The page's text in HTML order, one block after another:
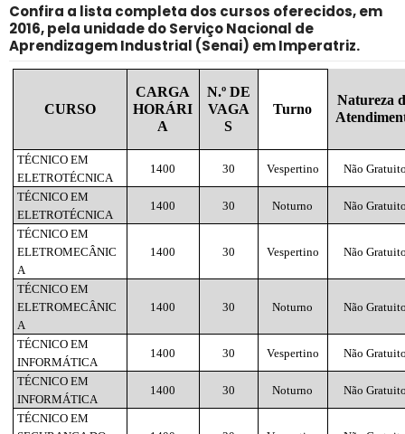
Confira a lista completa dos cursos oferecidos, em
2016, pela unidade do Serviço Nacional de
Aprendizagem Industrial (Senai) em Imperatriz.
CURSO
CARGA
HORÁRI
A
N.º DE
VAGA
S
Turno
Natureza
TÉCNICO EM
ELETROTÉCNICA
1400 30 Vespertino Não
TÉCNICO EM
ELETROTÉCNICA
1400 30 Noturno Não
TÉCNICO EM
ELETROMECÂNIC
A
1400 30 Vespertino Não
TÉCNICO EM
ELETROMECÂNIC
A
1400 30 Noturno Não
TÉCNICO EM
INFORMÁTICA
1400 30 Vespertino Não
TÉCNICO EM
INFORMÁTICA
1400 30 Noturno Não
TÉCNICO EM